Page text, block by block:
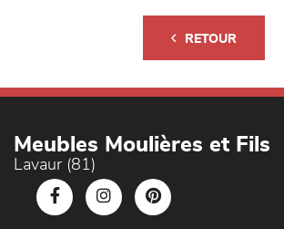
RETOUR
Meubles Moulières et Fils
Lavaur (81)